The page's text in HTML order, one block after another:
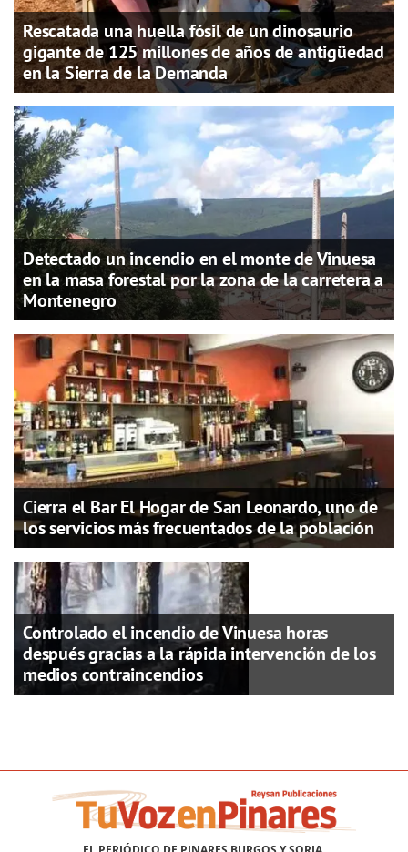
Rescatada una huella fósil de un dinosaurio
gigante de 125 millones de años de antigüedad
en la Sierra de la Demanda
Detectado un incendio en el monte de Vinuesa
en la masa forestal por la zona de la carretera a
Montenegro
Cierra el Bar El Hogar de San Leonardo, uno de
los servicios más frecuentados de la población
Controlado el incendio de Vinuesa horas
después gracias a la rápida intervención de los
medios contraincendios